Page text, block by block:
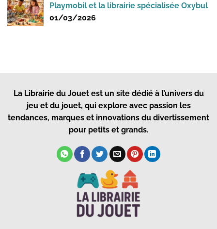
Playmobil et la librairie spécialisée Oxybul
01/03/2026
La Librairie du Jouetest un site dédié à l’univers du
jeu et du jouet, qui explore avec passion les
tendances, marques et innovations du divertissement
pour petits et grands.